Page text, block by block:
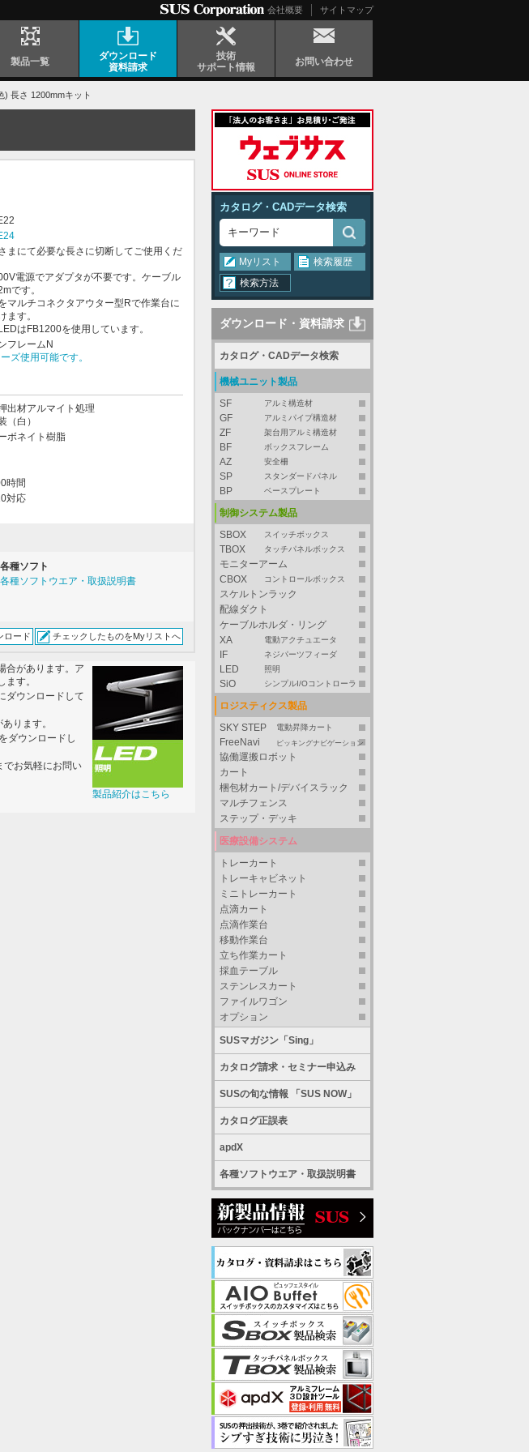
会社概要 サイトマップ
製品一覧
ダウンロード
資料請求
技術
サポート情報
お問い合わせ
) 長さ 1200mmキット
まにて必要な長さに切断してご使用くだ
電源でアダプタが不要です。ケーブル
です。
マルチコネクタアウター型Rで作業台に
ます。
はFB1200を使用しています。
フレームN
ズ使用可能です。
出材アルマイト処理
（白）
ボネイト樹脂
時間
対応
各種ソフト
各種ソフトウエア・取扱説明書
ロード チェックしたものをMyリストへ
製品紹介はこちら
合があります。ア
す。
ダウンロードして
ります。
ダウンロードし
でお気軽にお問い
カタログ・CADデータ検索
Myリスト
検索履歴
検索方法
ダウンロード・資料請求
カタログ・CADデータ検索
機械ユニット製品
SF
アルミ構造材
GF アルミパイプ構造材
ZF 架台用アルミ構造材
BF ボックスフレーム
AZ 安全柵
SP スタンダードパネル
BP ベースプレート
制御システム製品
SBOX
スイッチボックス
TBOX タッチパネルボックス
モニターアーム
CBOX
コントロールボックス
スケルトンラック
配線ダクト
ケーブルホルダ・リング
XA
電動アクチュエータ
IF ネジパーツフィーダ
LED 照明
SiO シンプルI/Oコントローラ
ロジスティクス製品
SKY STEP
電動昇降カート
FreeNavi ピッキングナビゲーション
協働運搬ロボット
カート
梱包材カート/デバイスラック
マルチフェンス
ステップ・デッキ
医療設備システム
トレーカート
トレーキャビネット
ミニトレーカート
点滴カート
点滴作業台
移動作業台
立ち作業カート
採血テーブル
ステンレスカート
ファイルワゴン
オプション
SUSマガジン「Sing」
カタログ請求・セミナー申込み
SUSの旬な情報 「SUS NOW」
カタログ正誤表
apdX
各種ソフトウエア・取扱説明書